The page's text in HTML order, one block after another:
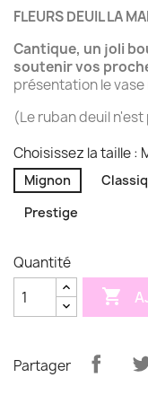
FLEURS DEUIL LA
Cantique, un joli
soutenir vos
présentation le
(Le ruban deuil
Choisissez la taille :
Mignon
Prestige
Quantité

Partager